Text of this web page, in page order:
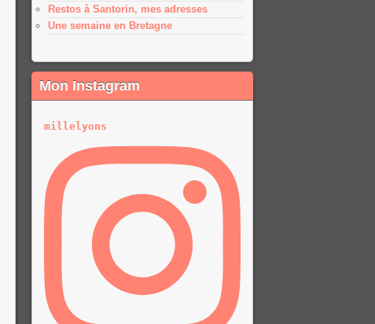
Restos à Santorin, mes adresses
Une semaine en Bretagne
Mon Instagram
millelyons